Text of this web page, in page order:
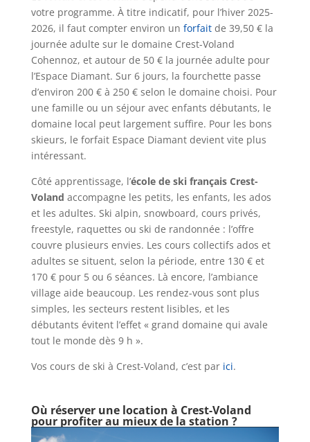
votre programme. À titre indicatif, pour l’hiver 2025-
2026, il faut compter environ un forfait de 39,50 € la
journée adulte sur le domaine Crest-Voland
Cohennoz, et autour de 50 € la journée adulte pour
l’Espace Diamant. Sur 6 jours, la fourchette passe
d’environ 200 € à 250 € selon le domaine choisi. Pour
une famille ou un séjour avec enfants débutants, le
domaine local peut largement suffire. Pour les bons
skieurs, le forfait Espace Diamant devient vite plus
intéressant.
Côté apprentissage, l’école de ski français Crest-
Voland accompagne les petits, les enfants, les ados
et les adultes. Ski alpin, snowboard, cours privés,
freestyle, raquettes ou ski de randonnée : l’offre
couvre plusieurs envies. Les cours collectifs ados et
adultes se situent, selon la période, entre 130 € et
170 € pour 5 ou 6 séances. Là encore, l’ambiance
village aide beaucoup. Les rendez-vous sont plus
simples, les secteurs restent lisibles, et les
débutants évitent l’effet « grand domaine qui avale
tout le monde dès 9 h ».
Vos cours de ski à Crest-Voland, c’est par ici.
Où réserver une location à Crest-Voland
pour profiter au mieux de la station ?